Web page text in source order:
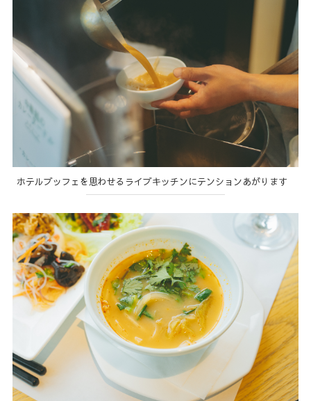
ホテルブッフェを思わせるライブキッチンにテンションあがります